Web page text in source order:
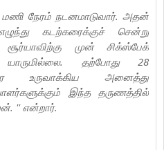
மணி நேரம் நடனமாடுவார். அதன்
கடற்கரைக்குச் சென்று
சூர்யாவிற்கு முன் சிக்ஸ்பேக்
தற்போது 28
உருவாக்கிய அனைத்து
இந்த தருணத்தில்
'' என்றார்.